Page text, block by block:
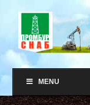
MENU